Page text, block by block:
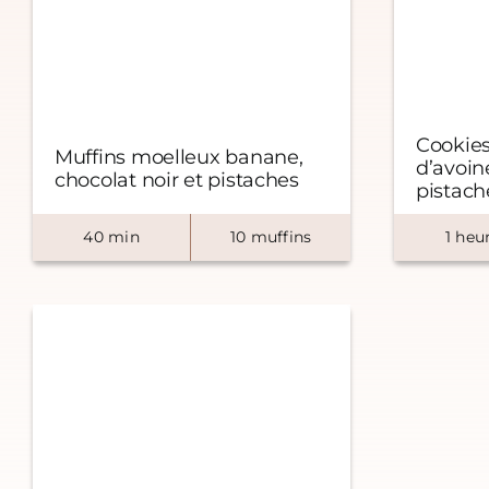
Muffins moelleux banane,
chocolat noir et pistaches
40min 10 muffins 1